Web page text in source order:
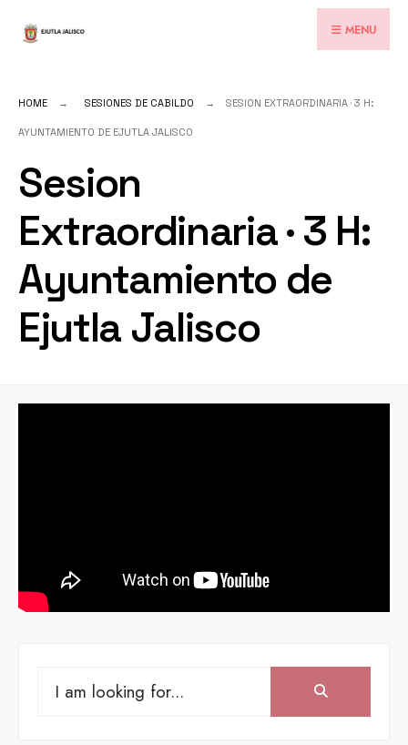
MENU
HOME SESIONES DE CABILDO SESION EXTRAORDINARIA · 3 H:
AYUNTAMIENTO DE EJUTLA JALISCO
Sesion
Extraordinaria · 3 H:
Ayuntamiento de
Ejutla Jalisco
Search